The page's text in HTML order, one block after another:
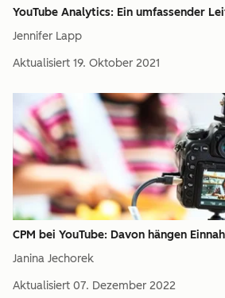
YouTube Analytics: Ein umfassender
Jennifer Lapp
Aktualisiert 19. Oktober 2021
CPM bei YouTube: Davon hängen
Janina Jechorek
Aktualisiert 07. Dezember 2022